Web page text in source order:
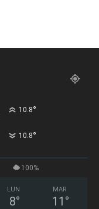
10.8°
10.8°
100%
LUN
8°
MAR
11 °